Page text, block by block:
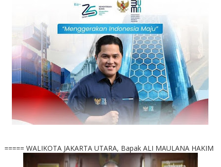
===== WALIKOTA JAKARTA UTARA, Bapak ALI MAULANA HAKIM